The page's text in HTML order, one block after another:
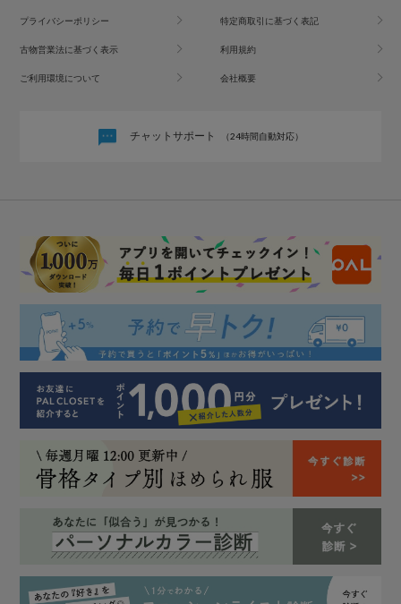
プライバシーポリシー 特定商取引に基づく表記
古物営業法に基づく表示 利用規約
ご利用環境について 会社概要
チャットサポート （24時間自動対応）